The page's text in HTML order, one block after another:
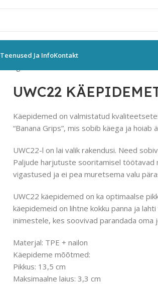
Teenused Ja InfoKontakt
UWC22
Käepidemed on valmistatud
“Banana Grips”, mis sobib käega ja hoiab
UWC22-l on lai valik rakendusi. Need
Paljude harjutuste sooritamisel töötavad
vigastused ja ei pea muretsema valu
UWC22 käepidemed on ka optimaalse
käepidemeid on lihtne kokku panna ja
inimestele, kes soovivad parandada oma
Materjal: TPE + nailon
Käepideme mõõtmed:
Pikkus: 13,5 cm
Maksimaalne laius: 3,3 cm